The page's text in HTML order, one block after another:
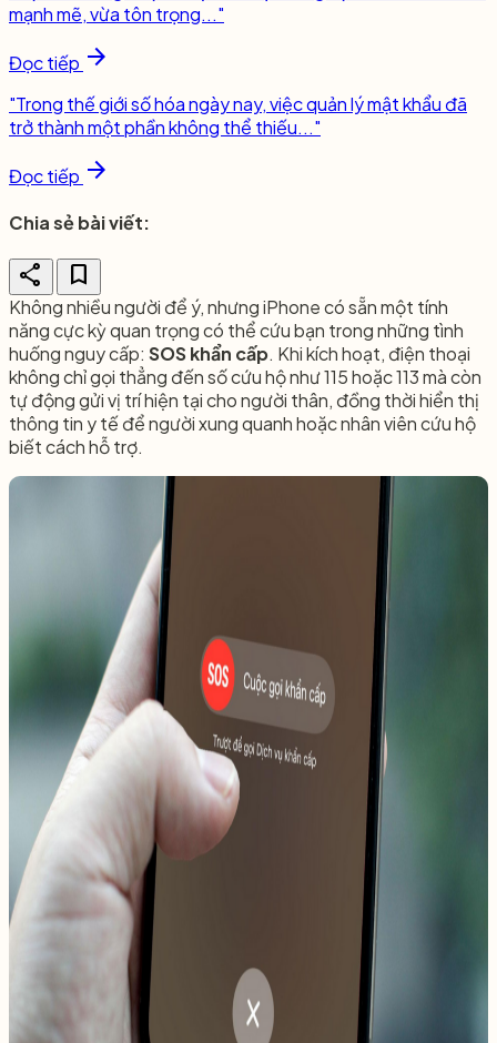
mạnh mẽ, vừa tôn trọng..."
Đọc tiếp arrow_forward
"Trong thế giới số hóa ngày nay, việc quản lý mật khẩu đã
trở thành một phần không thể thiếu..."
Đọc tiếp arrow_forward
Chia sẻ bài viết:
share bookmark
Không nhiều người để ý, nhưng iPhone có sẵn một tính
năng cực kỳ quan trọng có thể cứu bạn trong những tình
huống nguy cấp: SOS khẩn cấp. Khi kích hoạt, điện thoại
không chỉ gọi thẳng đến số cứu hộ như 115 hoặc 113 mà còn
tự động gửi vị trí hiện tại cho người thân, đồng thời hiển thị
thông tin y tế để người xung quanh hoặc nhân viên cứu hộ
biết cách hỗ trợ.